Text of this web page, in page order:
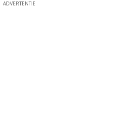
ADVERTENTIE